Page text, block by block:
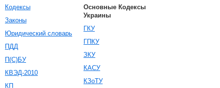
Кодексы
Законы
Юридический словарь
ПДД
П(С)БУ
КВЭД-2010
КП
Основные Кодексы
Украины
ГКУ
ГПКУ
ЗКУ
КАСУ
КЗоТУ